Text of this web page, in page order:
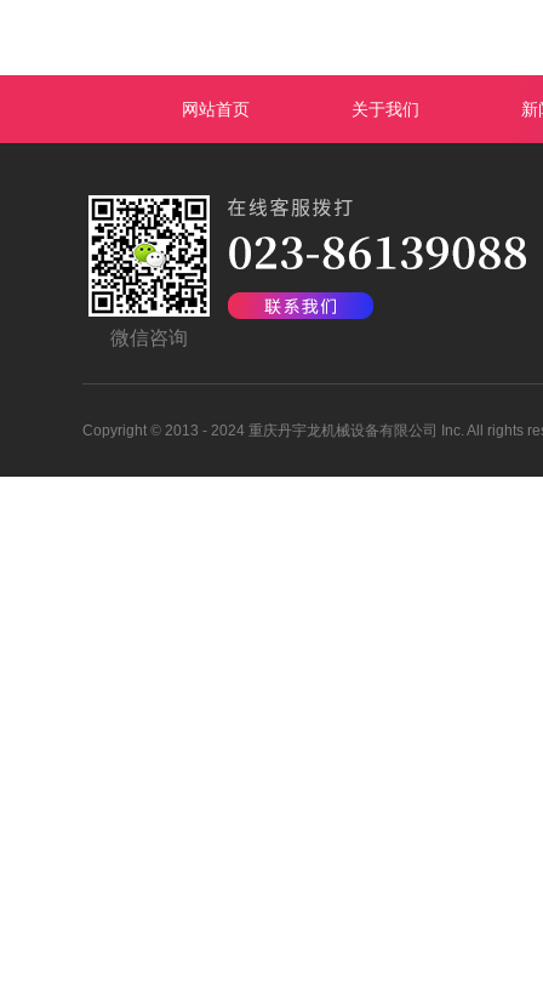
网站首页 关于我们 新
微信咨询
Copyright © 2013 - 2024 重庆丹宇龙机械设备有限公司 Inc. All rights